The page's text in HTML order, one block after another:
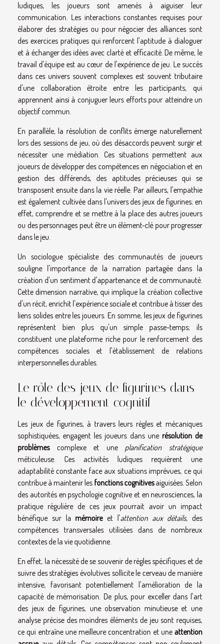
ludiques, les joueurs sont amenés à aiguiser leur
communication. Les interactions constantes requises pour
élaborer des stratégies ou pour négocier des alliances sont
des exercices pratiques qui renforcent l'aptitude à dialoguer
et à échanger des idées avec clarté et efficacité. De même, le
travail d'équipe est au cœur de l'expérience de jeu. Le succès
dans ces univers souvent complexes est souvent tributaire
d'une collaboration étroite entre les participants, qui
apprennent ainsi à conjuguer leurs efforts pour atteindre un
objectif commun.
En parallèle, la résolution de conflits émerge naturellement
lors des sessions de jeu, où des désaccords peuvent surgir et
nécessiter une médiation. Ces situations permettent aux
joueurs de développer des compétences en négociation et en
gestion des différends, des aptitudes précieuses qui se
transposent ensuite dans la vie réelle. Par ailleurs, l'empathie
est également cultivée dans l'univers des jeux de figurines; en
effet, comprendre et se mettre à la place des autres joueurs
ou des personnages peut être un élément-clé pour progresser
dans le jeu.
Un sociologue spécialiste des communautés de joueurs
souligne l'importance de la narration partagée dans la
création d'un sentiment d'appartenance et de communauté.
Cette dimension narrative, qui implique la création collective
d'un récit, enrichit l'expérience sociale et contribue à tisser des
liens solides entre les joueurs. En somme, les jeux de figurines
représentent bien plus qu'un simple passe-temps; ils
constituent une plateforme riche pour le renforcement des
compétences sociales et l'établissement de relations
interpersonnelles durables.
Le rôle des jeux de figurines dans
le développement cognitif
Les jeux de figurines, à travers leurs règles et mécaniques
sophistiquées, engagent les joueurs dans une résolution de
problèmescomplexe et une planification stratégique
méticuleuse. Ces activités ludiques requièrent une
adaptabilité constante face aux situations imprévues, ce qui
contribue à maintenir les fonctions cognitivesaiguisées. Selon
des autorités en psychologie cognitive et en neurosciences, la
pratique régulière de ces jeux pourrait avoir un impact
bénéfique sur lamémoireet l'attention aux détails, des
compétences transversales utilisées dans de nombreux
contextes de la vie quotidienne.
En effet, la nécessité de se souvenir de règles spécifiques et de
suivre des stratégies évolutives sollicite le cerveau de manière
intensive, favorisant potentiellement l'amélioration de la
capacité de mémorisation. De plus, pour exceller dans l'art
des jeux de figurines, une observation minutieuse et une
analyse précise des moindres éléments de jeu sont requises,
ce qui entraîne une meilleure concentration et une attention